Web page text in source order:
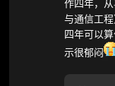
作四年，
与通信工
四年可以
示很郁闷